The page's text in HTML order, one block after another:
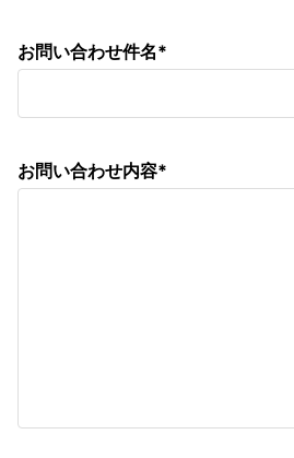
お問い合わせ件名*
お問い合わせ内容*